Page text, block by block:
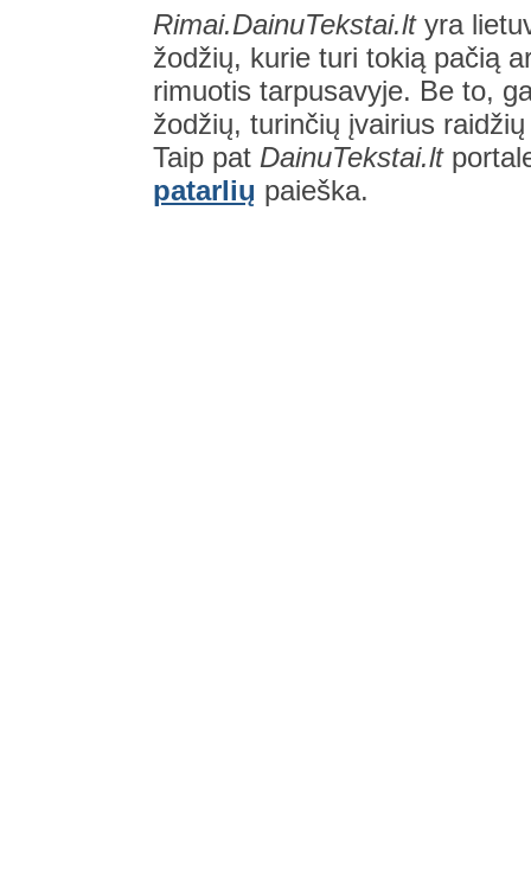
Rimai.DainuTekstai.ltyra
žodžių, kurie turi tokią pačią
rimuotis tarpusavyje. Be to,
žodžių, turinčių įvairius
Taip pat DainuTekstai.lt
patarlių paieška.